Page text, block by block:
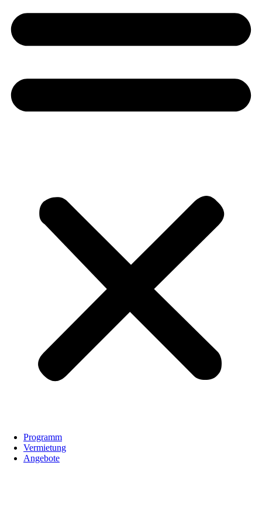
Programm
Vermietung
Angebote